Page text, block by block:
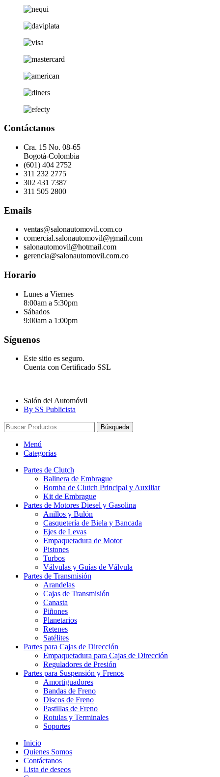
Contáctanos
Cra. 15 No. 08-65
Bogotá-Colombia
(601) 404 2752
311 232 2775
302 431 7387
311 505 2800
Emails
ventas@salonautomovil.com.co
comercial.salonautomovil@gmail.com
salonautomovil@hotmail.com
gerencia@salonautomovil.com.co
Horario
Lunes a Viernes
8:00am a 5:30pm
Sábados
9:00am a 1:00pm
Síguenos
Este sitio es seguro.
Cuenta con Certificado SSL
Salón del Automóvil
By SS Publicista
Búsqueda
Menú
Categorías
Partes de Clutch
Balinera de Embrague
Bomba de Clutch Principal y Auxiliar
Kit de Embrague
Partes de Motores Diesel y Gasolina
Anillos y Bulón
Casquetería de Biela y Bancada
Ejes de Levas
Empaquetadura de Motor
Pistones
Turbos
Válvulas y Guías de Válvula
Partes de Transmisión
Arandelas
Cajas de Transmisión
Canasta
Piñones
Planetarios
Retenes
Satélites
Partes para Cajas de Dirección
Empaquetadura para Cajas de Dirección
Reguladores de Presión
Partes para Suspensión y Frenos
Amortiguadores
Bandas de Freno
Discos de Freno
Pastillas de Freno
Rotulas y Terminales
Soportes
Inicio
Quienes Somos
Contáctanos
Lista de deseos